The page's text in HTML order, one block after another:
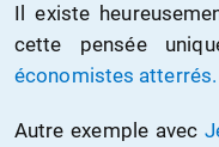
Il existe
cette pensée
économistes atterrés.
Autre exemple avec